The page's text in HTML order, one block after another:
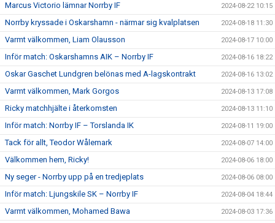
Marcus Victorio lämnar Norrby IF 2024-08-22 10:15
Norrby kryssade i Oskarshamn - närmar sig kvalplatsen 2024-08-18 11:30
Varmt välkommen, Liam Olausson 2024-08-17 10:00
Inför match: Oskarshamns AIK – Norrby IF 2024-08-16 18:22
Oskar Gaschet Lundgren belönas med A-lagskontrakt 2024-08-16 13:02
Varmt välkommen, Mark Gorgos 2024-08-13 17:08
Ricky matchhjälte i återkomsten 2024-08-13 11:10
Inför match: Norrby IF – Torslanda IK 2024-08-11 19:00
Tack för allt, Teodor Wålemark 2024-08-07 14:00
Välkommen hem, Ricky! 2024-08-06 18:00
Ny seger - Norrby upp på en tredjeplats 2024-08-06 08:00
Inför match: Ljungskile SK – Norrby IF 2024-08-04 18:44
Varmt välkommen, Mohamed Bawa 2024-08-03 17:36